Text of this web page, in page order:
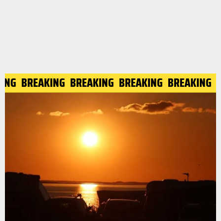
BREAKING BREAKING BREAKING BREAKING